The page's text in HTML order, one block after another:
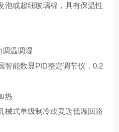
泡或超细玻璃棉，具有保温性
调温调湿
智能数显PID整定调节仪，0.2
热
械式单级制冷或复迭低温回路